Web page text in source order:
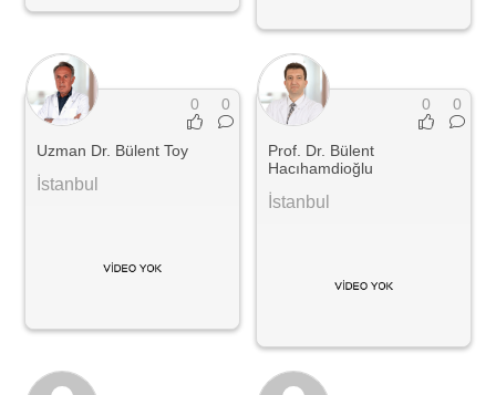
0 0
Uzman Dr. Bülent Toy
İstanbul
0 0
Prof. Dr. Bülent
Hacıhamdioğlu
İstanbul